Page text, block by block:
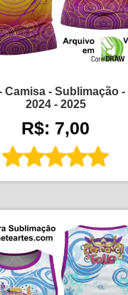
Camisa - Sublimação -
2024 - 2025
R$: 7,00